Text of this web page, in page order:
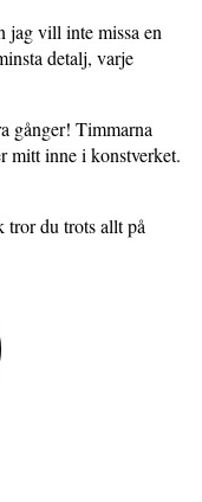
jag vill inte missa en
detalj, varje
gånger! Timmarna
mitt inne i konstverket.
tror du trots allt på